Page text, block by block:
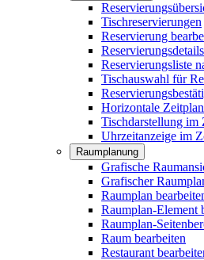
Tischreservierungen
Reservierung
Reservierungsliste
Tischauswahl für
Horizontale
Tischdarstellung im
Uhrzeitanzeige im
Raumplanung
Grafische
Grafischer
Raumplan
Raumplan-Element
Raumplan-
Raum bearbeiten
Restaurant